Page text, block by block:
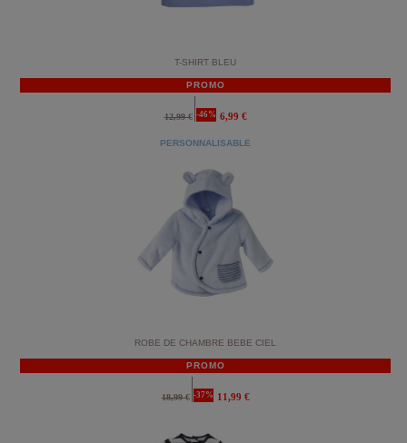
T-SHIRT BLEU
PROMO
12,99 € -46% 6,99 €
ROBE DE CHAMBRE BEBE CIEL
PROMO
PERSONNALISABLE
18,99 € -37% 11,99 €